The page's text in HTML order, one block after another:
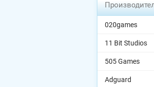
020games
11 Bit Studios
505 Games
Adguard